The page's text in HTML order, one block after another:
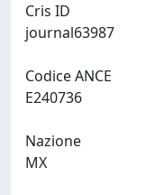
Cris ID
Codice ANCE
Nazione